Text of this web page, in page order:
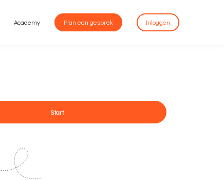
Academy Plan een gesprek Inloggen
Start